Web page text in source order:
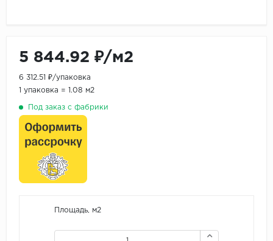
5 844.92 ₽/м2
6 312.51 ₽/упаковка
1 упаковка = 1.08 м2
Под заказ с фабрики
Площадь, м2